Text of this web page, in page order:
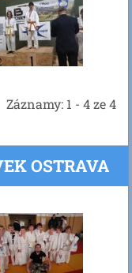
Záznamy: 1 - 4 ze 4
OSTRAVA